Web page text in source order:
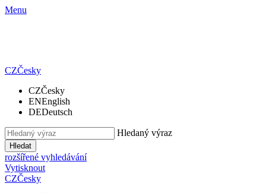
Menu
CZČesky
CZČesky
ENEnglish
DEDeutsch
Hledaný výraz
Hledat
rozšířené vyhledávání
Vytisknout
CZČesky